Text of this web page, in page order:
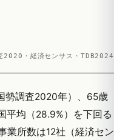
2020・経済センサス・TDB2024
勢調査2020年）、65歳
平均（28.9%）を下回る
業所数は12社（経済セン